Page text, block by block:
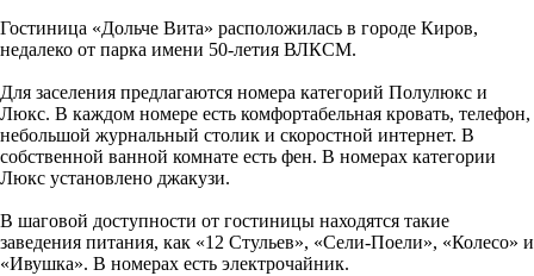
Гостиница «Дольче Вита» расположилась в городе Киров,
недалеко от парка имени 50-летия ВЛКСМ.
Для заселения предлагаются номера категорий Полулюкс и
Люкс. В каждом номере есть комфортабельная кровать, телефон,
небольшой журнальный столик и скоростной интернет. В
собственной ванной комнате есть фен. В номерах категории
Люкс установлено джакузи.
В шаговой доступности от гостиницы находятся такие
заведения питания, как «12 Стульев», «Сели-Поели», «Колесо» и
«Ивушка». В номерах есть электрочайник.